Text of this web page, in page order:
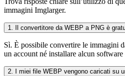
immagini Imglarger.
1. Il convertitore da WEBP a PNG è
Sì. È possibile convertire le immagini
un account né installare alcun software
2. I miei file WEBP vengono caricati su